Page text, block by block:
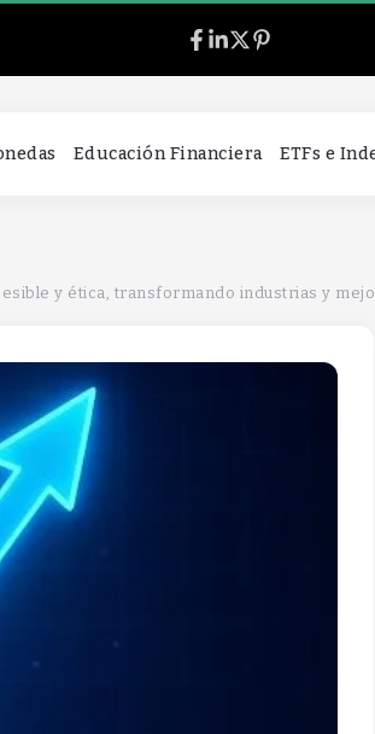
Educación Financiera ETFs e
y ética, transformando industrias y